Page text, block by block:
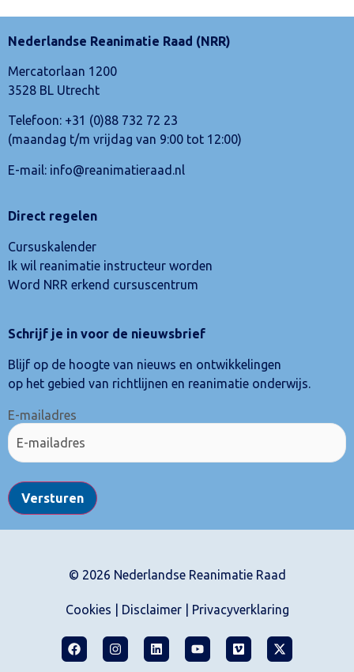
Nederlandse Reanimatie Raad (NRR)
Mercatorlaan 1200
3528 BL Utrecht
Telefoon: +31 (0)88 732 72 23
(maandag t/m vrijdag van 9:00 tot 12:00)
E-mail: info@reanimatieraad.nl
Direct regelen
Cursuskalender
Ik wil reanimatie instructeur worden
Word NRR erkend cursuscentrum
Schrijf je in voor de nieuwsbrief
Blijf op de hoogte van nieuws en ontwikkelingen
op het gebied van richtlijnen en reanimatie onderwijs.
E-mailadres
Versturen
© 2026 Nederlandse Reanimatie Raad
Cookies Disclaimer| Privacyverklaring